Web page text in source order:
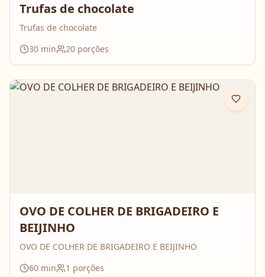
Trufas de chocolate
Trufas de chocolate
30 min 20 porções
OVO DE COLHER DE BRIGADEIRO E
BEIJINHO
OVO DE COLHER DE BRIGADEIRO E BEIJINHO
60 min 1 porções